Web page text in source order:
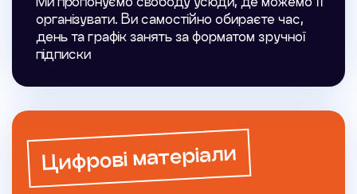
Цифрові матеріали
організувати. Ви самостійно обираєте час,
день та графік занять за форматом зручної
підписки